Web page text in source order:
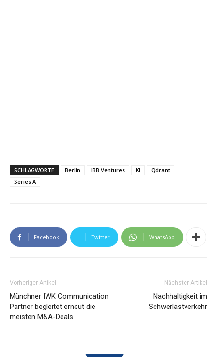
SCHLAGWORTE Berlin IBB Ventures KI
Qdrant
Series A
Facebook Twitter WhatsApp
Vorheriger Artikel
Münchner IWK Communication
Partner begleitet erneut die
meisten M&A-Deals
Nächster Artikel
Nachhaltigkeit im
Schwerlastverkehr